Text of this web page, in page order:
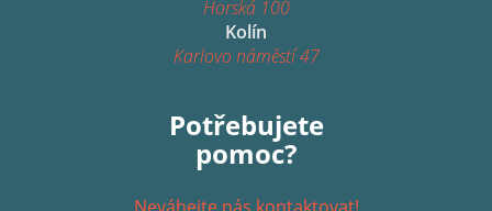
Horská 100
Kolín
Karlovo náměstí 47
Potřebujete
pomoc?